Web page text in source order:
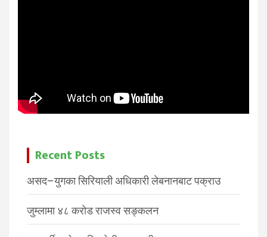
Recent Posts
असद–युगका सिरियाली अधिकारी लेबनानबाट पक्राउ
जुम्लामा ४८ करोड राजस्व सङ्कलन